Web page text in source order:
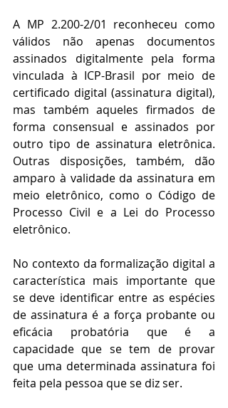
A MP 2.200-2/01 reconheceu como
válidos não apenas documentos
assinados digitalmente pela forma
vinculada à ICP-Brasil por meio de
certificado digital (assinatura digital),
mas também aqueles firmados de
forma consensual e assinados por
outro tipo de assinatura eletrônica.
Outras disposições, também, dão
amparo à validade da assinatura em
meio eletrônico, como o Código de
Processo Civil e a Lei do Processo
eletrônico.
No contexto da formalização digital a
característica mais importante que
se deve identificar entre as espécies
de assinatura é a força probante ou
eficácia probatória que é a
capacidade que se tem de provar
que uma determinada assinatura foi
feita pela pessoa que se diz ser.